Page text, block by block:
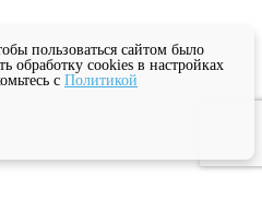
пользоваться сайтом было
обработку cookies в настройках
с Политикой